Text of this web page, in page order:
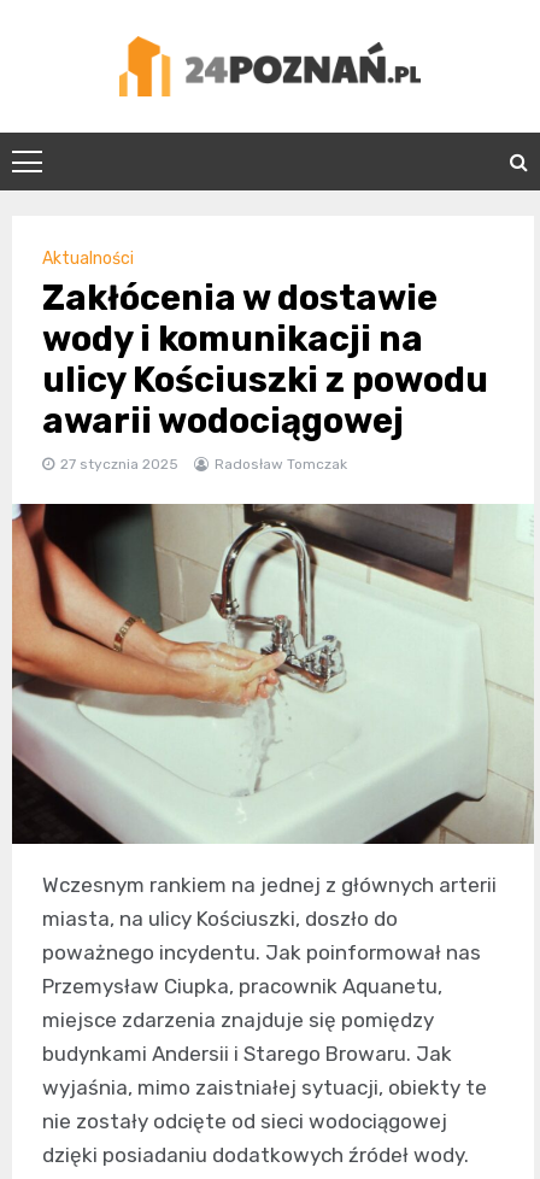
24Poznań.pl
Aktualności
Zakłócenia w dostawie
wody i komunikacji na
ulicy Kościuszki z powodu
awarii wodociągowej
27 stycznia 2025 Radosław Tomczak
Wczesnym rankiem na jednej z głównych arterii
miasta, na ulicy Kościuszki, doszło do
poważnego incydentu. Jak poinformował nas
Przemysław Ciupka, pracownik Aquanetu,
miejsce zdarzenia znajduje się pomiędzy
budynkami Andersii i Starego Browaru. Jak
wyjaśnia, mimo zaistniałej sytuacji, obiekty te
nie zostały odcięte od sieci wodociągowej
dzięki posiadaniu dodatkowych źródeł wody.